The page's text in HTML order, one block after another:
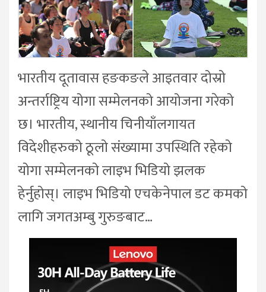
भारतीय दूतावास हङकङले आइतवार दोस्रो
अन्तर्राष्ट्रिय योगा सम्मेलनको आयोजना गरेको
छ। भारतीय, स्थानीय चिनीयाँलगायत
विदेशीहरुको ठूलो संख्यामा उपस्थिति रहेको
योगा सम्मेलनको लाइभ भिडियो झलक
हेर्नुहोस्। लाइभ भिडियो एचकेनेपाल डट कमको
लागि जगतअम्बु गुरुङबाट…